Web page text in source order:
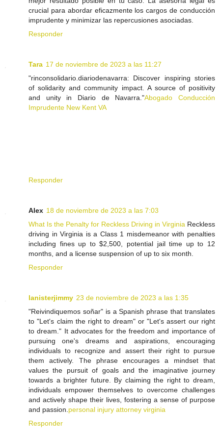
crucial para abordar eficazmente los cargos de conducción
imprudente y minimizar las repercusiones asociadas.
Responder
Tara 17 de noviembre de 2023 a las 11:27
"rinconsolidario.diariodenavarra: Discover inspiring stories
of solidarity and community impact. A source of positivity
and unity in Diario de Navarra."Abogado Conducción
Imprudente New Kent VA
Responder
Alex 18 de noviembre de 2023 a las 7:03
What Is the Penalty for Reckless Driving in Virginia Reckless
driving in Virginia is a Class 1 misdemeanor with penalties
including fines up to $2,500, potential jail time up to 12
months, and a license suspension of up to six month.
Responder
lanisterjimmy 23 de noviembre de 2023 a las 1:35
"Reivindiquemos soñar" is a Spanish phrase that translates
to "Let's claim the right to dream" or "Let's assert our right
to dream." It advocates for the freedom and importance of
pursuing one's dreams and aspirations, encouraging
individuals to recognize and assert their right to pursue
them actively. The phrase encourages a mindset that
values the pursuit of goals and the imaginative journey
towards a brighter future. By claiming the right to dream,
individuals empower themselves to overcome challenges
and actively shape their lives, fostering a sense of purpose
and passion. personal injury attorney virginia
Responder